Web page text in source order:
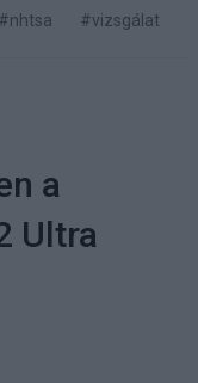
#nhtsa #vizsgálat
a
Ultra